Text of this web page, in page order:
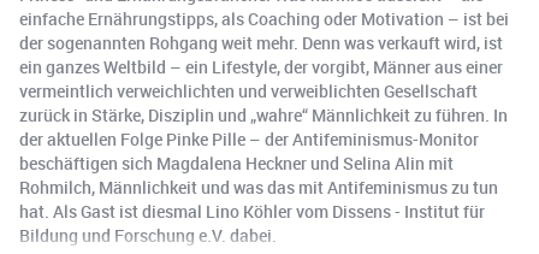
einfache Ernährungstipps, als Coaching oder Motivation – ist bei
der sogenannten Rohgang weit mehr. Denn was verkauft wird, ist
ein ganzes Weltbild – ein Lifestyle, der vorgibt, Männer aus einer
vermeintlich verweichlichten und verweiblichten Gesellschaft
zurück in Stärke, Disziplin und „wahre“ Männlichkeit zu führen. In
der aktuellen Folge Pinke Pille – der Antifeminismus-Monitor
beschäftigen sich Magdalena Heckner und Selina Alin mit
Rohmilch, Männlichkeit und was das mit Antifeminismus zu tun
hat. Als Gast ist diesmal Lino Köhler vom Dissens - Institut für
Bildung und Forschung e.V. dabei.